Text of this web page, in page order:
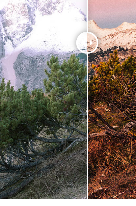
Dịch vụ chỉnh sửa sản phẩm Ékszer -